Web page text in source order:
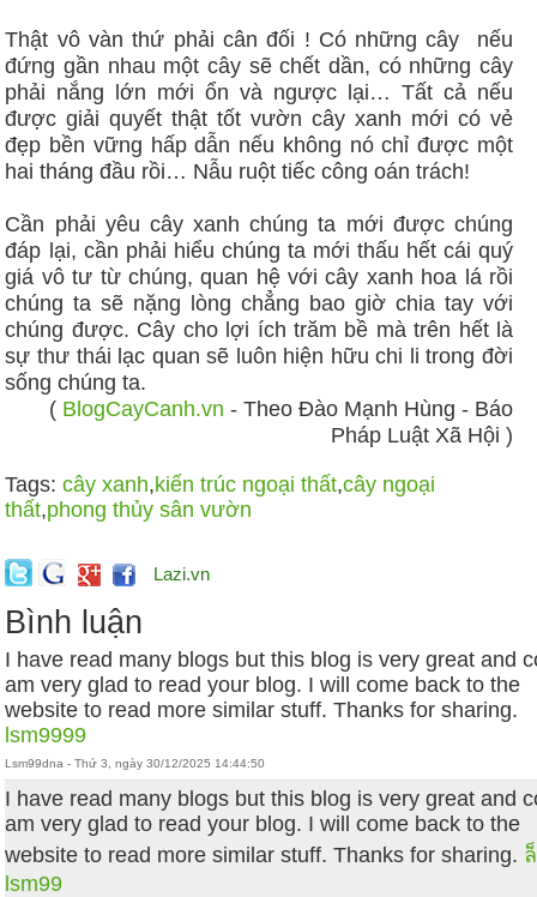
Thật vô vàn thứ phải cân đối ! Có những cây nếu
đứng gần nhau một cây sẽ chết dần, có những cây
phải nắng lớn mới ổn và ngược lại… Tất cả nếu
được giải quyết thật tốt vườn cây xanh mới có vẻ
đẹp bền vững hấp dẫn nếu không nó chỉ được một
hai tháng đầu rồi… Nẫu ruột tiếc công oán trách!
Cần phải yêu cây xanh chúng ta mới được chúng
đáp lại, cần phải hiểu chúng ta mới thấu hết cái quý
giá vô tư từ chúng, quan hệ với cây xanh hoa lá rồi
chúng ta sẽ nặng lòng chẳng bao giờ chia tay với
chúng được. Cây cho lợi ích trăm bề mà trên hết là
sự thư thái lạc quan sẽ luôn hiện hữu chi li trong đời
sống chúng ta.
( BlogCayCanh.vn - Theo Đào Mạnh Hùng - Báo
Pháp Luật Xã Hội )
Tags:cây xanh,kiến trúc ngoại thất,cây ngoại
thất,phong thủy sân vườn
Lazi.vn
Bình luận
I have read many blogs but this blog is very great and
am very glad to read your blog. I will come back to the
website to read more similar stuff. Thanks for sharing.
lsm9999
Lsm99dna - Thứ 3, ngày 30/12/2025 14:44:50
I have read many blogs but this blog is very great and
am very glad to read your blog. I will come back to the
website to read more similar stuff. Thanks for sharing.
lsm99